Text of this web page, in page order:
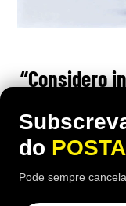
“Considero
67 anos
do
Pode sempre